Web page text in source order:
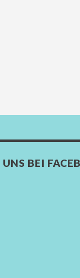
UNS BEI